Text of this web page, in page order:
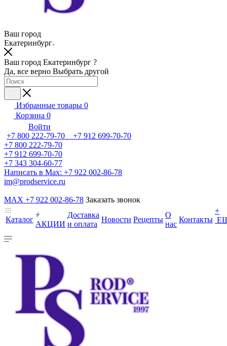
Ваш город
Екатеринбург
Ваш город Екатеринбург ?
Да, все верно Выбрать другой
Избранные товары 0
Корзина 0
Войти
+7 800 222-79-70 +7 912 699-70-70
+7 800 222-79-70
+7 912 699-70-70
+7 343 304-60-77
Написать в Max: +7 922 002-86-78
im@prodservice.ru
MAX +7 922 002-86-78 Заказать звонок
Каталог
АКЦИИ
Доставка
и оплата
Новости Рецепты
О
нас
Контакты
+